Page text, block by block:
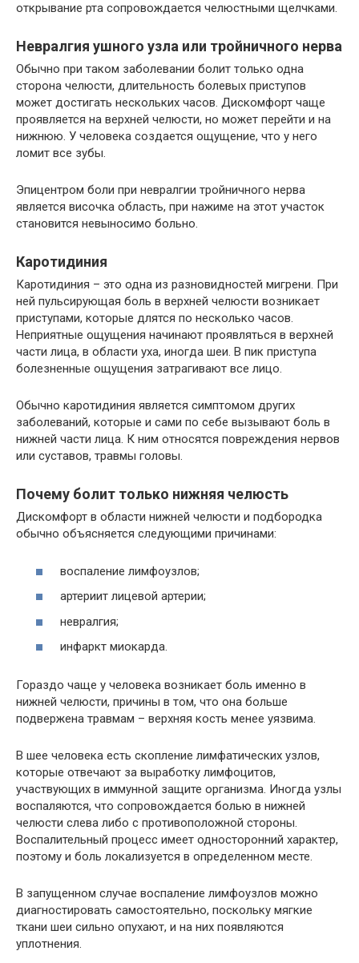
открывание рта сопровождается челюстными щелчками.
Невралгия ушного узла или тройничного нерва
Обычно при таком заболевании болит только одна
сторона челюсти, длительность болевых приступов
может достигать нескольких часов. Дискомфорт чаще
проявляется на верхней челюсти, но может перейти и на
нижнюю. У человека создается ощущение, что у него
ломит все зубы.
Эпицентром боли при невралгии тройничного нерва
является височка область, при нажиме на этот участок
становится невыносимо больно.
Каротидиния
Каротидиния – это одна из разновидностей мигрени. При
ней пульсирующая боль в верхней челюсти возникает
приступами, которые длятся по несколько часов.
Неприятные ощущения начинают проявляться в верхней
части лица, в области уха, иногда шеи. В пик приступа
болезненные ощущения затрагивают все лицо.
Обычно каротидиния является симптомом других
заболеваний, которые и сами по себе вызывают боль в
нижней части лица. К ним относятся повреждения нервов
или суставов, травмы головы.
Почему болит только нижняя челюсть
Дискомфорт в области нижней челюсти и подбородка
обычно объясняется следующими причинами:
воспаление лимфоузлов;
артериит лицевой артерии;
невралгия;
инфаркт миокарда.
Гораздо чаще у человека возникает боль именно в
нижней челюсти, причины в том, что она больше
подвержена травмам – верхняя кость менее уязвима.
В шее человека есть скопление лимфатических узлов,
которые отвечают за выработку лимфоцитов,
участвующих в иммунной защите организма. Иногда узлы
воспаляются, что сопровождается болью в нижней
челюсти слева либо с противоположной стороны.
Воспалительный процесс имеет односторонний характер,
поэтому и боль локализуется в определенном месте.
В запущенном случае воспаление лимфоузлов можно
диагностировать самостоятельно, поскольку мягкие
ткани шеи сильно опухают, и на них появляются
уплотнения.